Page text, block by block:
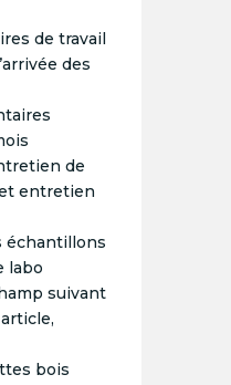
de travail
des
de
et entretien
échantillons
labo
suivant
bois